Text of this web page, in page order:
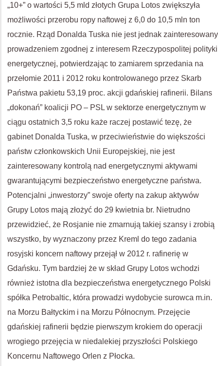
„10+” o wartości 5,5 mld złotych Grupa Lotos zwiększyła
możliwości przerobu ropy naftowej z 6,0 do 10,5 mln ton
rocznie. Rząd Donalda Tuska nie jest jednak zainteresowany
prowadzeniem zgodnej z interesem Rzeczypospolitej polityki
energetycznej, potwierdzając to zamiarem sprzedania na
przełomie 2011 i 2012 roku kontrolowanego przez Skarb
Państwa pakietu 53,19 proc. akcji gdańskiej rafinerii. Bilans
„dokonań” koalicji PO – PSL w sektorze energetycznym w
ciągu ostatnich 3,5 roku każe raczej postawić tezę, że
gabinet Donalda Tuska, w przeciwieństwie do większości
państw członkowskich Unii Europejskiej, nie jest
zainteresowany kontrolą nad energetycznymi aktywami
gwarantującymi bezpieczeństwo energetyczne państwa.
Potencjalni „inwestorzy” swoje oferty na zakup aktywów
Grupy Lotos mają złożyć do 29 kwietnia br. Nietrudno
przewidzieć, że Rosjanie nie zmarnują takiej szansy i zrobią
wszystko, by wyznaczony przez Kreml do tego zadania
rosyjski koncern naftowy przejął w 2012 r. rafinerię w
Gdańsku. Tym bardziej że w skład Grupy Lotos wchodzi
również istotna dla bezpieczeństwa energetycznego Polski
spółka Petrobaltic, która prowadzi wydobycie surowca m.in.
na Morzu Bałtyckim i na Morzu Północnym. Przejęcie
gdańskiej rafinerii będzie pierwszym krokiem do operacji
wrogiego przejęcia w niedalekiej przyszłości Polskiego
Koncernu Naftowego Orlen z Płocka.